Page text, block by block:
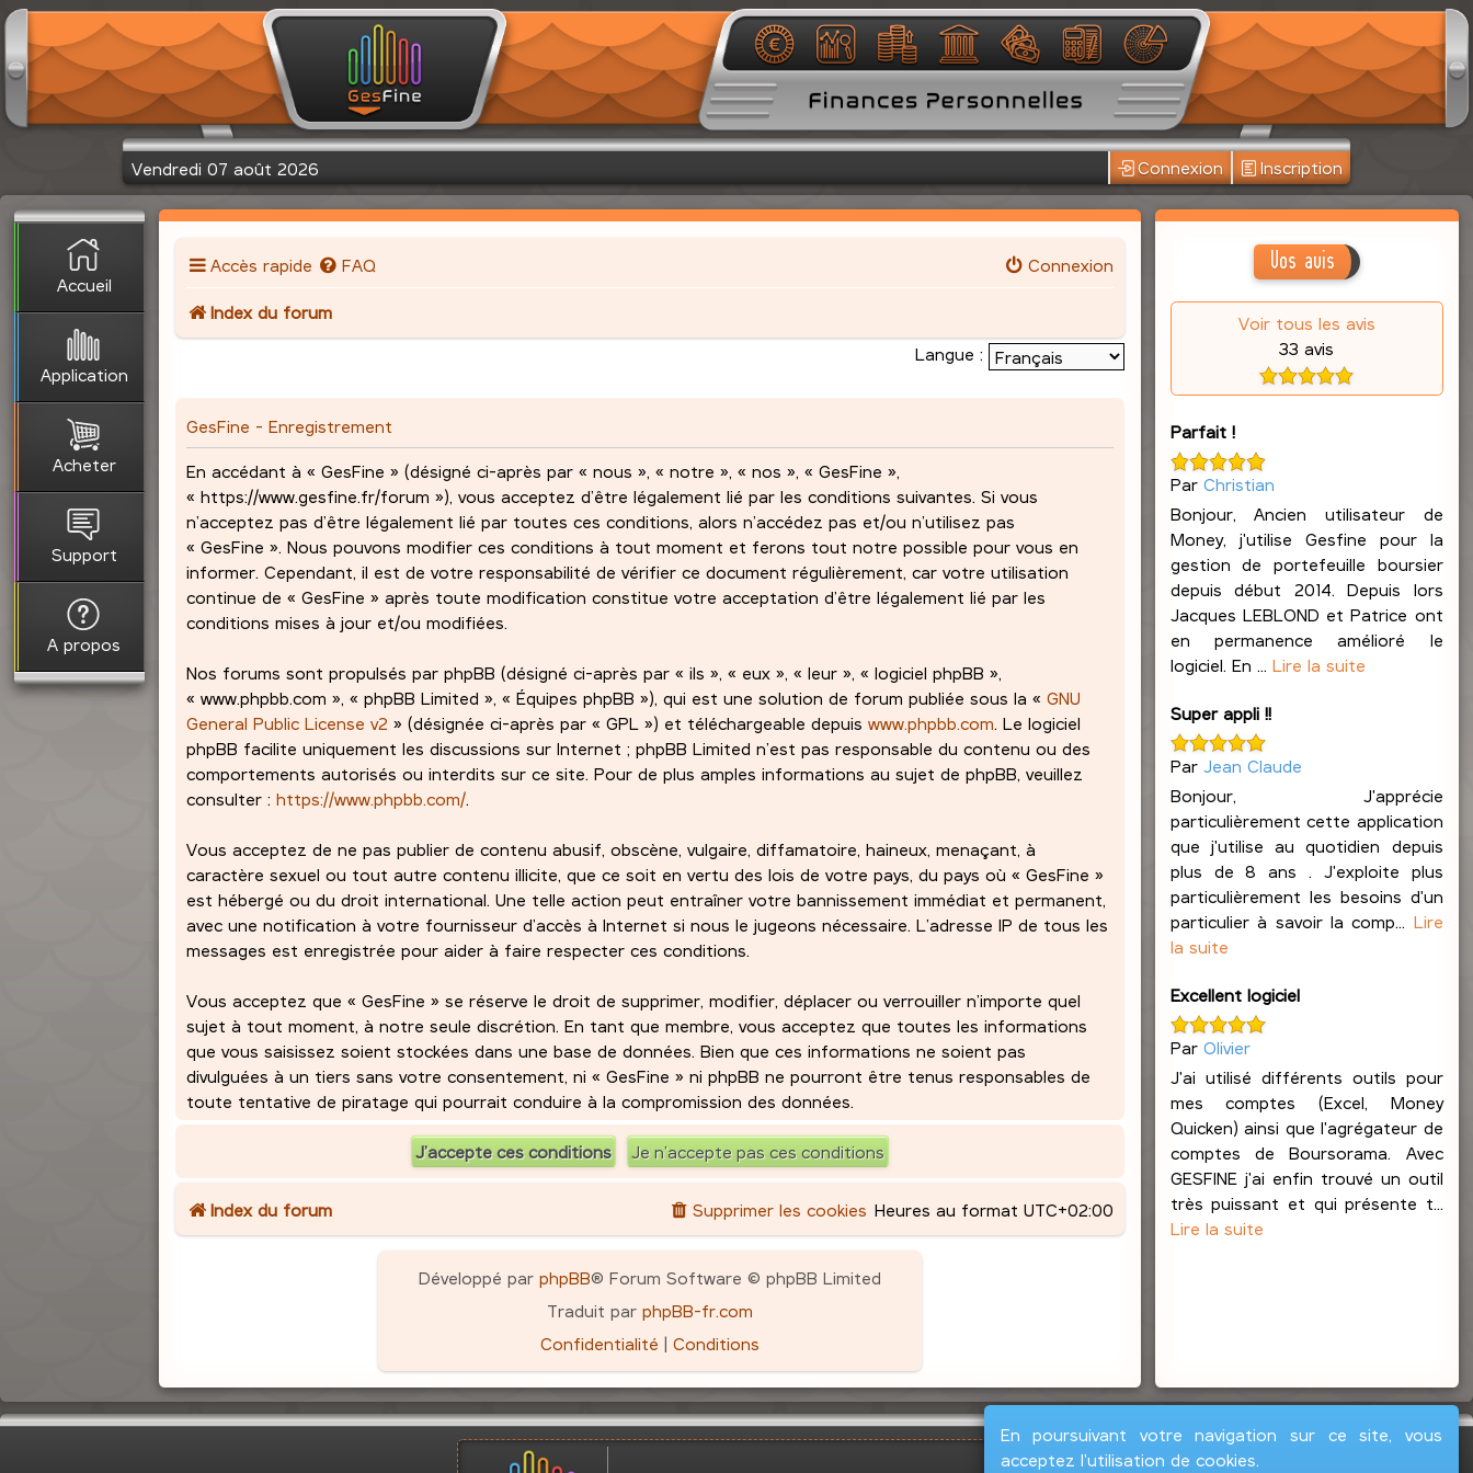
Vendredi 07 août 2026 Connexion Inscription
Accueil
Application
Acheter
Support
A propos
Accès rapide FAQ Connexion
Index du forum
Langue :
GesFine - Enregistrement
En accédant à « GesFine » (désigné ci-après par « nous », « notre », « nos », « GesFine »,
« https://www.gesfine.fr/forum »), vous acceptez d’être légalement lié par les conditions suivantes. Si vous
n’acceptez pas d’être légalement lié par toutes ces conditions, alors n’accédez pas et/ou n’utilisez pas
« GesFine ». Nous pouvons modifier ces conditions à tout moment et ferons tout notre possible pour vous en
informer. Cependant, il est de votre responsabilité de vérifier ce document régulièrement, car votre utilisation
continue de « GesFine » après toute modification constitue votre acceptation d’être légalement lié par les
conditions mises à jour et/ou modifiées.
Nos forums sont propulsés par phpBB (désigné ci-après par « ils », « eux », « leur », « logiciel phpBB »,
« www.phpbb.com », « phpBB Limited », « Équipes phpBB »), qui est une solution de forum publiée sous la «GNU
General Public License v2 » (désignée ci-après par « GPL ») et téléchargeable depuiswww.phpbb.com. Le logiciel
phpBB facilite uniquement les discussions sur Internet ; phpBB Limited n’est pas responsable du contenu ou des
comportements autorisés ou interdits sur ce site. Pour de plus amples informations au sujet de phpBB, veuillez
consulter :https://www.phpbb.com/.
Vous acceptez de ne pas publier de contenu abusif, obscène, vulgaire, diffamatoire, haineux, menaçant, à
caractère sexuel ou tout autre contenu illicite, que ce soit en vertu des lois de votre pays, du pays où « GesFine »
est hébergé ou du droit international. Une telle action peut entraîner votre bannissement immédiat et permanent,
avec une notification à votre fournisseur d’accès à Internet si nous le jugeons nécessaire. L’adresse IP de tous les
messages est enregistrée pour aider à faire respecter ces conditions.
Vous acceptez que « GesFine » se réserve le droit de supprimer, modifier, déplacer ou verrouiller n’importe quel
sujet à tout moment, à notre seule discrétion. En tant que membre, vous acceptez que toutes les informations
que vous saisissez soient stockées dans une base de données. Bien que ces informations ne soient pas
divulguées à un tiers sans votre consentement, ni « GesFine » ni phpBB ne pourront être tenus responsables de
toute tentative de piratage qui pourrait conduire à la compromission des données.
Index du forum Heures au format UTC+02:00
Supprimer les cookies
Développé par phpBB® Forum Software © phpBB Limited
Traduit par phpBB-fr.com
Confidentialité | Conditions
Vos avis
Voir tous les avis
33 avis
Parfait !
Par Christian
Bonjour, Ancien utilisateur de
Money, j'utilise Gesfine pour la
gestion de portefeuille boursier
depuis début 2014. Depuis lors
Jacques LEBLOND et Patrice ont
en permanence amélioré le
logiciel. En ... Lire la suite
Super appli !!
Par Jean Claude
Bonjour, J'apprécie
particulièrement cette application
que j'utilise au quotidien depuis
plus de 8 ans . J'exploite plus
particulièrement les besoins d'un
particulier à savoir la comp... Lire
la suite
Excellent logiciel
Par Olivier
J'ai utilisé différents outils pour
mes comptes (Excel, Money
Quicken) ainsi que l'agrégateur de
comptes de Boursorama. Avec
GESFINE j'ai enfin trouvé un outil
très puissant et qui présente t...
Lire la suite
En poursuivant votre navigation sur ce site, vous
acceptez l'utilisation de cookies.